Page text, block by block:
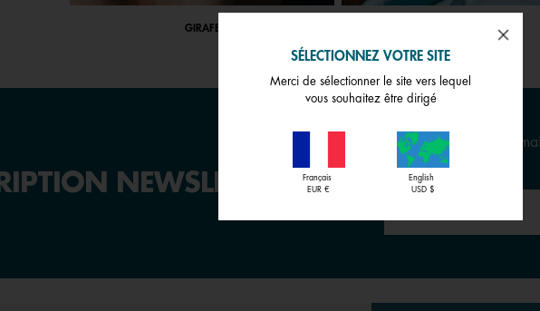
GIRAFE ARBRE DE VIE
NEWSLETTER :
Entrez votre adresse
ventes privées
SÉLECTIONNEZ VOTRE SITE
Merci de sélectionner le site vers lequel
vous souhaitez être dirigé
Français
EUR €
English
USD $